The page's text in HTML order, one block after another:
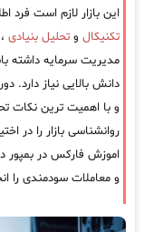
این بازار لازم است فرد
تکنیکال و تحلیل بنیادی
مدیریت سرمایه داشته
دانش بالایی نیاز دارد.
و با اهمیت ترین نکات
روانشناسی بازار را در
و معاملات سودمندی را